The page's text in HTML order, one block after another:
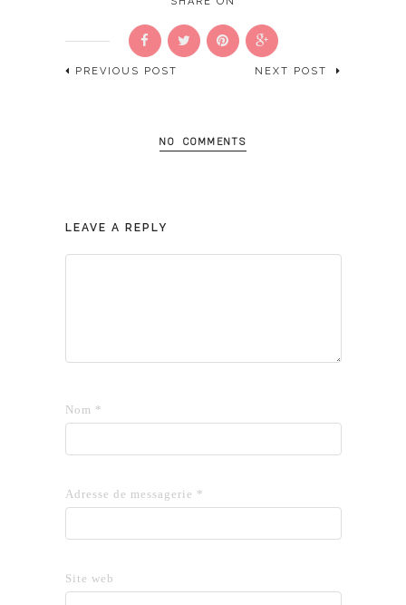
PREVIOUS POST NEXT POST
NO COMMENTS
LEAVE A REPLY
Nom *
Adresse de messagerie *
Site web